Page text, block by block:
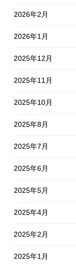
2026年2月
2026年1月
2025年12月
2025年11月
2025年10月
2025年8月
2025年7月
2025年6月
2025年5月
2025年4月
2025年2月
2025年1月